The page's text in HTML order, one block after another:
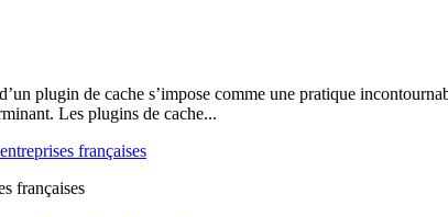
plugin de cache s’impose comme une pratique
Les plugins de cache...
françaises